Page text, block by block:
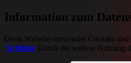
Information zum
Diese Website verwendet Cookies
Richtlinie Durch die weitere Nutzung